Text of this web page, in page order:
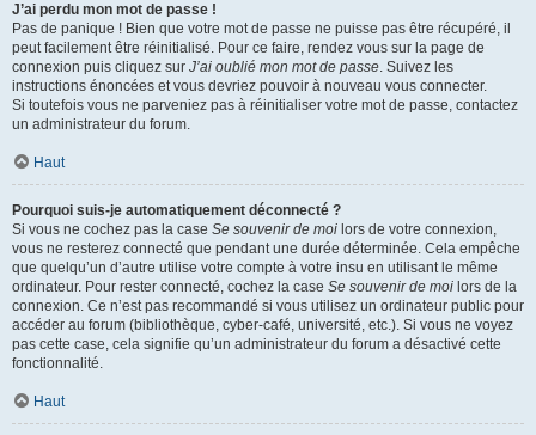
J’ai perdu mon mot de passe !
Pas de panique ! Bien que votre mot de passe ne puisse pas être récupéré, il
peut facilement être réinitialisé. Pour ce faire, rendez vous sur la page de
connexion puis cliquez sur J’ai oublié mon mot de passe. Suivez les
instructions énoncées et vous devriez pouvoir à nouveau vous connecter.
Si toutefois vous ne parveniez pas à réinitialiser votre mot de passe, contactez
un administrateur du forum.
Haut
Pourquoi suis-je automatiquement déconnecté ?
Si vous ne cochez pas la case Se souvenir de moi lors de votre connexion,
vous ne resterez connecté que pendant une durée déterminée. Cela empêche
que quelqu’un d’autre utilise votre compte à votre insu en utilisant le même
ordinateur. Pour rester connecté, cochez la case Se souvenir de moi lors de la
connexion. Ce n’est pas recommandé si vous utilisez un ordinateur public pour
accéder au forum (bibliothèque, cyber-café, université, etc.). Si vous ne voyez
pas cette case, cela signifie qu’un administrateur du forum a désactivé cette
fonctionnalité.
Haut